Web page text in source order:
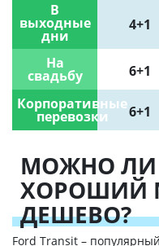
В
выходные
дни
4+1
На
свадьбу 6+1
Корпоративные
перевозки 6+1
МОЖНО ЛИ
ХОРОШИЙ
ДЕШЕВО?
Ford Transit –